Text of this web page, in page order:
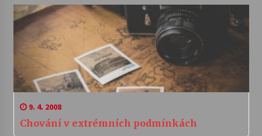
9. 4. 2008
Chování v extrémních podmínkách